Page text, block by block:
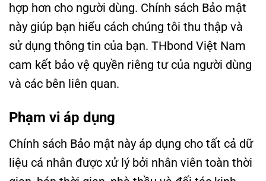
hợp hơn cho người dùng. Chính sách Bảo mật
này giúp bạn hiểu cách chúng tôi thu thập và
sử dụng thông tin của bạn. THbond Việt Nam
cam kết bảo vệ quyền riêng tư của người dùng
và các bên liên quan.
Phạm vi áp dụng
Chính sách Bảo mật này áp dụng cho tất cả dữ
liệu cá nhân được xử lý bởi nhân viên toàn thời